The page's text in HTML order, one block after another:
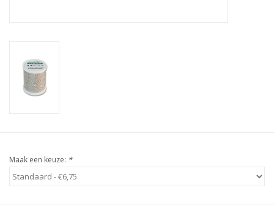
Cadeaubonnen
Guy's blog
Maak een keuze: *